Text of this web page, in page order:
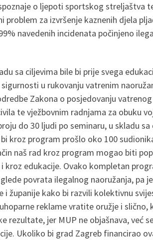
o ljepoti sportskog streljaštva
problem za izvršenje kaznenih djela
navedenih incidenata počinjeno
sa ciljevima bile bi prije svega
u rukovanju vatrenim
Zakona o posjedovanju
te vježbovnim radnjama za obuku
do 30 ljudi po seminaru, u skladu
kroz program prošlo oko 100
naš rad kroz program mogao biti
kroz edukacije. Ovako kompletan
povrata ilegalnog naoružanja,
i županije kako bi razvili kolektivnu
reklame vratite oružje i
rezultate, jer MUP ne objašnava, već
Ukoliko bi grad Zagreb financirao